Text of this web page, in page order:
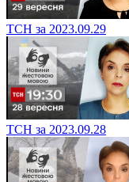
ТСН за 2023.09.29
ТСН за 2023.09.28